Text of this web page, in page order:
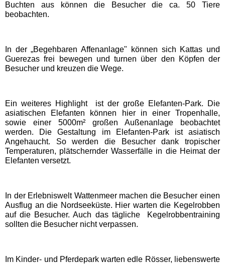
Rodelbahn St. Englmar
Freizeitpark Lochmühle
Taunus Wunderland
Niedersachsen
Freizeitparks
Rasti-Land
Schloß Dankern
Serengeti-Park
Buchten aus können die Besucher die ca. 50 Tiere
beobachten.
In der „Begehbaren Affenanlage" können sich Kattas und
Guerezas frei bewegen und turnen über den Köpfen der
Besucher und kreuzen die Wege.
Ein weiteres Highlight ist der große Elefanten-Park. Die
asiatischen Elefanten können hier in einer Tropenhalle,
sowie einer 5000m² großen Außenanlage beobachtet
werden. Die Gestaltung im Elefanten-Park ist asiatisch
Angehaucht. So werden die Besucher dank tropischer
Temperaturen, plätschernder Wasserfälle in die Heimat der
Elefanten versetzt.
In der Erlebniswelt Wattenmeer machen die Besucher einen
Ausflug an die Nordseeküste. Hier warten die Kegelrobben
auf die Besucher. Auch das tägliche Kegelrobbentraining
sollten die Besucher nicht verpassen.
Im Kinder- und Pferdepark warten edle Rösser, liebenswerte